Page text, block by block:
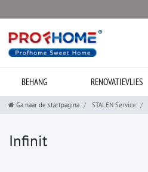
BEHANG RENOVATIEVLIES
Ga naar de startpagina STALEN Service
Infinit